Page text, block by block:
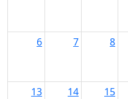
6 7 8
13 14 15